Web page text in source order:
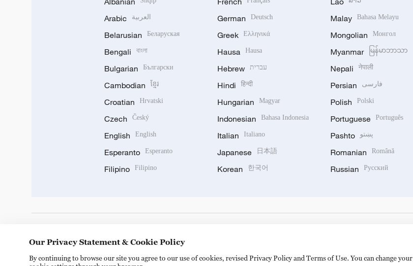
Arabic العربية
Belarusian Беларуская
Bengali বাংলা
Bulgarian Български
Cambodian ខ្មែរ
Croatian Hrvatski
Czech Český
English English
Esperanto Esperanto
Filipino Filipino
German Deutsch
Greek Ελληνικά
Hausa Hausa
Hebrew עברית
Hindi हिन्दी
Hungarian Magyar
Indonesian Bahasa Indonesia
Italian Italiano
Japanese 日本語
Korean 한국어
Malay Bahasa Melayu
Mongolian Монгол
Myanmar မြန်မာဘာသာ
Nepali नेपाली
Persian فارسی
Polish Polski
Portuguese Português
Pashto پښتو
Romanian Română
Russian Русский
Our Privacy Statement & Cookie Policy
By continuing to browse our site you agree to our use of cookies, revised Privacy Policy and Terms of Use. You can change your